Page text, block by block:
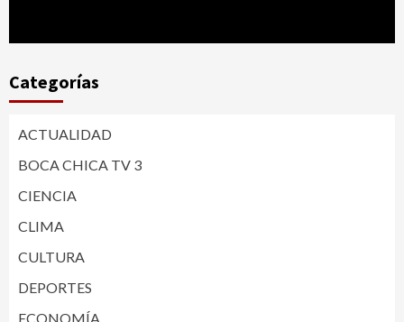
Categorías
ACTUALIDAD
BOCA CHICA TV 3
CIENCIA
CLIMA
CULTURA
DEPORTES
ECONOMÍA